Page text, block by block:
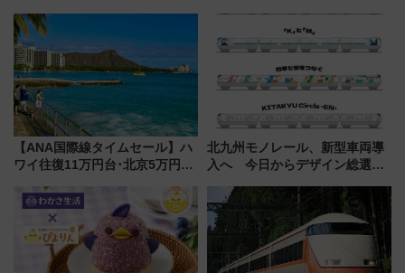
【ANA国際線タイムセール】ハ
ワイ往復11万円台･北京5万円台
来春のGW旅行まで狙える激ア
ツ路線まとめ（8/10まで）
北九州モノレール、新型車両導
入へ 今日からデザイン総選挙